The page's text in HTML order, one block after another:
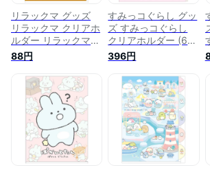
リラックマ グッズ
リラックマ クリアホ
ルダー リラックマフ
ェイス
FY74801【リラック
マ/コリラックマ/キ
イロイトリ/文具/文
房具/ステーショナリ
ー/クリアファイル/
書類/整理整頓/連絡
袋】
88円
すみっコぐらし グッ
ズ すみっコぐらし
クリアホルダー (6＋
1ポケット) おにぎ
り FA02104【すみ
っこぐらし/スミッコ
グラシ/文具/文房具/
ステーショナリー/ク
リアファイル/書類/
整理整頓/連絡袋】
396円